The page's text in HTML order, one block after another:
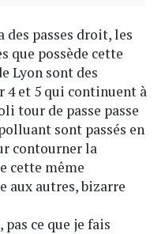
des passes droit, les
que possède cette
Lyon sont des
4 et 5 qui continuent à
tour de passe passe
sont passés en
contourner la
cette même
aux autres, bizarre
ce que je fais